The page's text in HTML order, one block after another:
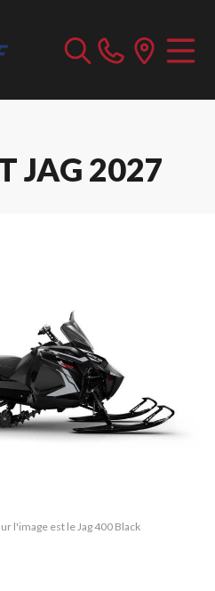
JAG 2027
l'image est le Jag 400 Black